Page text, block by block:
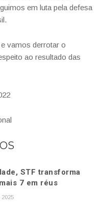
em luta pela defesa
vamos derrotar o
ao resultado das
STF transforma
7 em réus
2025